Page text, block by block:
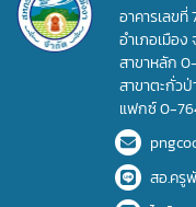
อาคารเลข
อำเภอเมือ
สาขาหลัก
สาขาตะกั่วป่
แฟกซ์0-
สอ.ครู